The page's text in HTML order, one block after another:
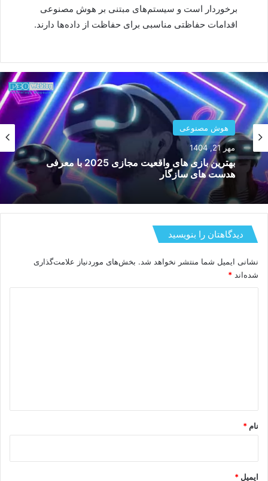
برخوردار است و سیستم‌های مبتنی بر هوش مصنوعی
اقدامات حفاظتی مناسبی برای حفاظت از داده‌ها دارند.
هوش مصنوعی
مهر 21, 1404
بهترین بازی های واقعیت مجازی 2025 با معرفی
هدست های سازگار
هوش مصنوعی
تیر 31, 1404
آینده حضور و غیاب سازمانی در دستان کدام
تکنولوژی است؟
دیدگاهتان را بنویسید
نشانی ایمیل شما منتشر نخواهد شد. بخش‌های موردنیاز علامت‌گذاری
شده‌اند *
نام *
ایمیل *